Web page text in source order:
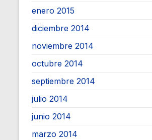
enero 2015
diciembre 2014
noviembre 2014
octubre 2014
septiembre 2014
julio 2014
junio 2014
marzo 2014